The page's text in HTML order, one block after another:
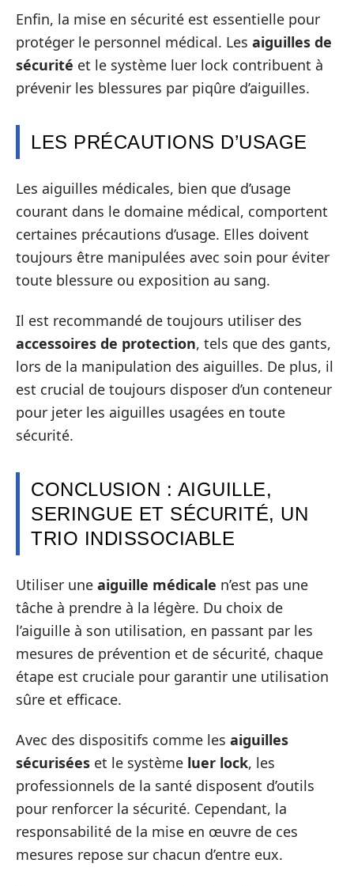
Enfin, la mise en sécurité est essentielle pour
protéger le personnel médical. Les aiguilles de
sécurité et le système luer lock contribuent à
prévenir les blessures par piqûre d’aiguilles.
LES PRÉCAUTIONS D’USAGE
Les aiguilles médicales, bien que d’usage
courant dans le domaine médical, comportent
certaines précautions d’usage. Elles doivent
toujours être manipulées avec soin pour éviter
toute blessure ou exposition au sang.
Il est recommandé de toujours utiliser des
accessoires de protection, tels que des gants,
lors de la manipulation des aiguilles. De plus, il
est crucial de toujours disposer d’un conteneur
pour jeter les aiguilles usagées en toute
sécurité.
CONCLUSION : AIGUILLE,
SERINGUE ET SÉCURITÉ, UN
TRIO INDISSOCIABLE
Utiliser une aiguille médicale n’est pas une
tâche à prendre à la légère. Du choix de
l’aiguille à son utilisation, en passant par les
mesures de prévention et de sécurité, chaque
étape est cruciale pour garantir une utilisation
sûre et efficace.
Avec des dispositifs comme les aiguilles
sécurisées et le système luer lock, les
professionnels de la santé disposent d’outils
pour renforcer la sécurité. Cependant, la
responsabilité de la mise en œuvre de ces
mesures repose sur chacun d’entre eux.